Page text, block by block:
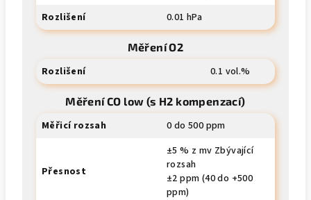
Rozlišení
0.01 hPa
Měření O2
Rozlišení 0.1 vol.%
Měření CO low (s H2 kompenzací)
Měřicí rozsah 0 do 500 ppm
Přesnost
±5 % z mv Zbývající
rozsah
±2 ppm (40 do +500
ppm)